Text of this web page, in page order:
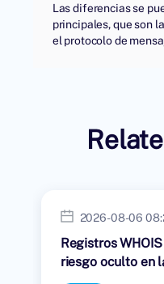
Las diferencias se
principales, que son
el protocolo de
2026-08-06
Registros
riesgo oculto en